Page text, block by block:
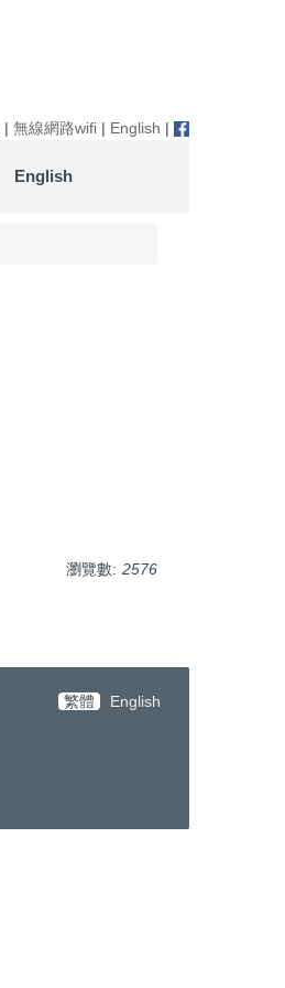
| 無線網路wifi | English |
English
瀏覽數: 2576
繁體
English